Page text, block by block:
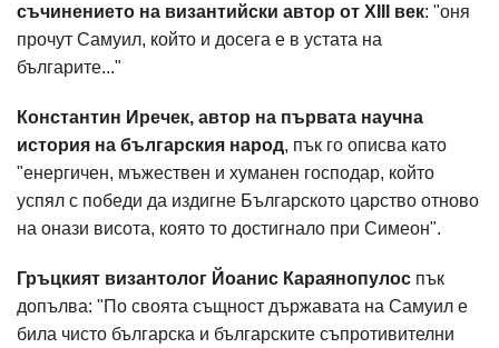
съчинението на византийски автор от XIII век: "оня
прочут Самуил, който и досега е в устата на
българите..."
Константин Иречек, автор на първата научна
история на българския народ, пък го описва като
"енергичен, мъжествен и хуманен господар, който
успял с победи да издигне Българското царство отново
на онази висота, която то достигнало при Симеон".
Гръцкият византолог Йоанис Караянопулос пък
допълва: "По своята същност държавата на Самуил е
била чисто българска и българските съпротивителни